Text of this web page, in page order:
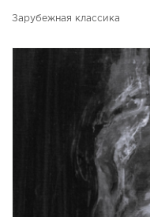
Зарубежная классика